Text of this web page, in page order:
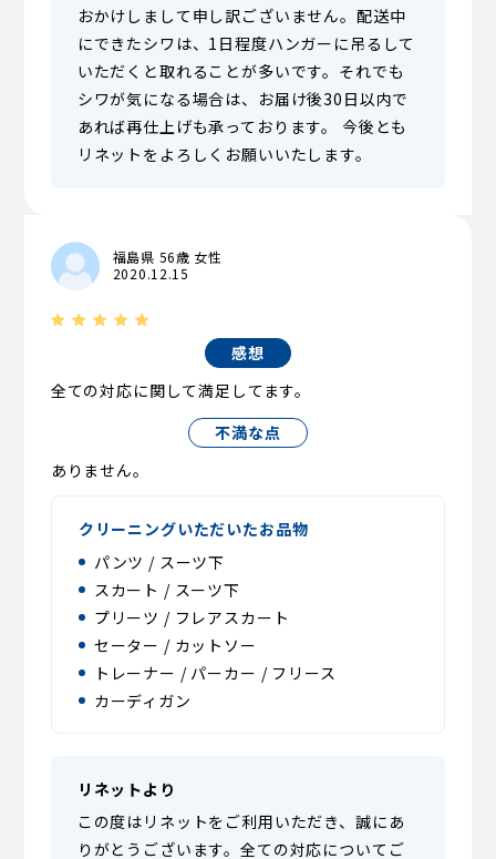
おかけしまして申し訳ございません。配送中
にできたシワは、1日程度ハンガーに吊るして
いただくと取れることが多いです。それでも
シワが気になる場合は、お届け後30日以内で
あれば再仕上げも承っております。 今後とも
リネットをよろしくお願いいたします。
福島県 56歳 女性
2020.12.15
感想
全ての対応に関して満足してます。
不満な点
ありません。
クリーニングいただいたお品物
パンツ / スーツ下
スカート / スーツ下
プリーツ / フレアスカート
セーター / カットソー
トレーナー / パーカー / フリース
カーディガン
リネットより
この度はリネットをご利用いただき、誠にあ
りがとうございます。全ての対応についてご